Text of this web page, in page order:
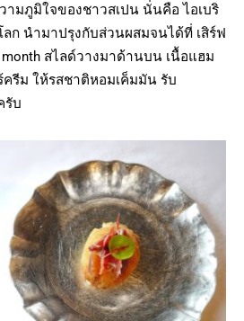
ามภูมิใจของชาวสเปน นั่นคือ ไอเบริ
ก นำมาปรุงกับส่วนผสมจนได้ที่ เสิร์ฟ
สไลด์วางมาด้านบน เนื้อแฮม
ครีม ให้รสชาติหอมเค็มมัน รับ
รับ